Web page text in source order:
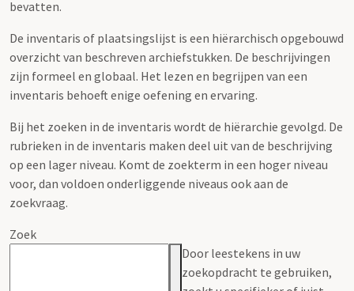
bevatten.
De inventaris of plaatsingslijst is een hiërarchisch opgebouwd
overzicht van beschreven archiefstukken. De beschrijvingen
zijn formeel en globaal. Het lezen en begrijpen van een
inventaris behoeft enige oefening en ervaring.
Bij het zoeken in de inventaris wordt de hiërarchie gevolgd. De
rubrieken in de inventaris maken deel uit van de beschrijving
op een lager niveau. Komt de zoekterm in een hoger niveau
voor, dan voldoen onderliggende niveaus ook aan de
zoekvraag.
Zoek
Door leestekens in uw
zoekopdracht te gebruiken,